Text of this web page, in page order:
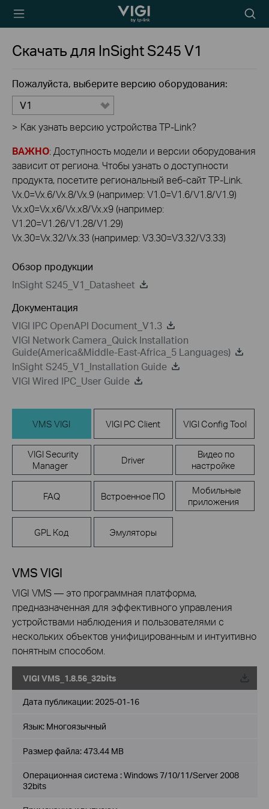
TP-Link, Reliably
icon
Скачать для InSight S245V1
Пожалуйста, выберите версию оборудования:
V1
> Как узнать версию устройства TP-Link?
ВАЖНО: Доступность модели и версии оборудования
зависит от региона. Чтобы узнать о доступности
продукта, посетите региональный веб-сайт TP-Link.
Vx.0=Vx.6/Vx.8/Vx.9 (например: V1.0=V1.6/V1.8/V1.9)
Vx.x0=Vx.x6/Vx.x8/Vx.x9 (например:
V1.20=V1.26/V1.28/V1.29)
Vx.30=Vx.32/Vx.33 (например: V3.30=V3.32/V3.33)
Обзор продукции
InSight S245_V1_Datasheet
Документация
VIGI IPC OpenAPI Document_V1.3
VIGI Network Camera_Quick Installation
Guide(America&Middle-East-Africa_5 Languages)
InSight S245_V1_Installation Guide
VIGI Wired IPC_User Guide
VMS VIGI VIGI PC Client VIGI Config Tool
VIGI Security
Manager
Driver
Видео по
настройке
FAQ Встроенное ПО
Мобильные
приложения
GPL Код Эмуляторы
VMS VIGI
VIGI VMS — это программная платформа,
предназначенная для эффективного управления
устройствами наблюдения и пользователями с
нескольких объектов унифицированным и интуитивно
понятным способом.
VIGI VMS_1.8.56_32bits
Дата публикации: 2025-01-16
Язык: Многоязычный
Размер файла:473.44 MB
Операционная система : Windows 7/10/11/Server 2008
32bits